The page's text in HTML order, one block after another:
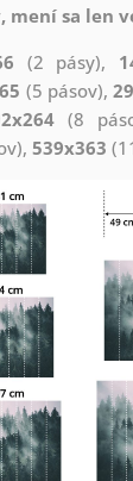
mení sa len
(2 pásy),
(5 pásov),
(8
539x363